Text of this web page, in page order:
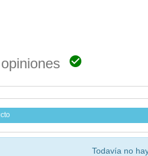

Todavía no